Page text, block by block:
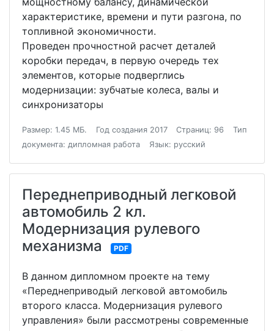
характеристике, времени и пути разгона, по
топливной экономичности.
Проведен прочностной расчет деталей
коробки передач, в первую очередь тех
элементов, которые подверглись
модернизации: зубчатые колеса, валы и
синхронизаторы
Размер: 1.45 МБ. Год создания 2017 Страниц: 96
Тип
документа: дипломная работа
Язык: русский
Переднеприводный легковой
автомобиль 2 кл.
Модернизация рулевого
механизма
PDF
В данном дипломном проекте на тему
«Переднеприводый легковой автомобиль
второго класса. Модернизация рулевого
управления» были рассмотрены современные